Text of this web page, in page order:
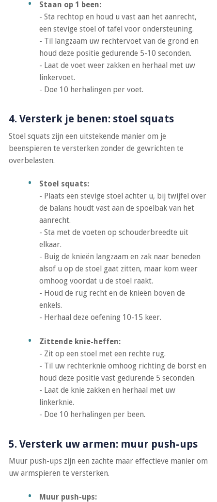
Staan op 1 been:
- Sta rechtop en houd u vast aan het aanrecht,
een stevige stoel of tafel voor ondersteuning.
- Til langzaam uw rechtervoet van de grond en
houd deze positie gedurende 5-10 seconden.
- Laat de voet weer zakken en herhaal met uw
linkervoet.
- Doe 10 herhalingen per voet.
4. Versterk je benen: stoel squats
Stoel squats zijn een uitstekende manier om je
beenspieren te versterken zonder de gewrichten te
overbelasten.
Stoel squats:
- Plaats een stevige stoel achter u, bij twijfel over
de balans houdt vast aan de spoelbak van het
aanrecht.
- Sta met de voeten op schouderbreedte uit
elkaar.
- Buig de knieën langzaam en zak naar beneden
alsof u op de stoel gaat zitten, maar kom weer
omhoog voordat u de stoel raakt.
- Houd de rug recht en de knieën boven de
enkels.
- Herhaal deze oefening 10-15 keer.
Zittende knie-heffen:
- Zit op een stoel met een rechte rug.
- Til uw rechterknie omhoog richting de borst en
houd deze positie vast gedurende 5 seconden.
- Laat de knie zakken en herhaal met uw
linkerknie.
- Doe 10 herhalingen per been.
5. Versterk uw armen: muur push-ups
Muur push-ups zijn een zachte maar effectieve manier om
uw armspieren te versterken.
Muur push-ups: